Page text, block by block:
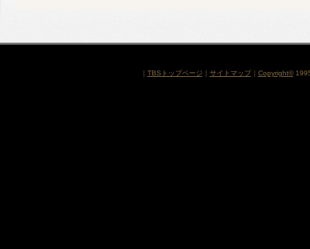
TBSトップページ サイトマップ｜ Copyright©